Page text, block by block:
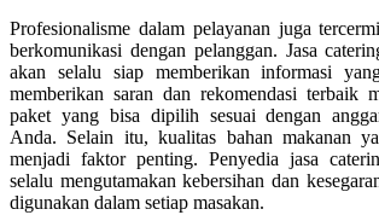
Profesionalisme dalam pelayanan juga
berkomunikasi dengan pelanggan. Jasa
akan selalu siap memberikan informasi
memberikan saran dan rekomendasi terbaik
paket yang bisa dipilih sesuai dengan
Anda. Selain itu, kualitas bahan makanan
menjadi faktor penting. Penyedia jasa
selalu mengutamakan kebersihan dan
digunakan dalam setiap masakan.